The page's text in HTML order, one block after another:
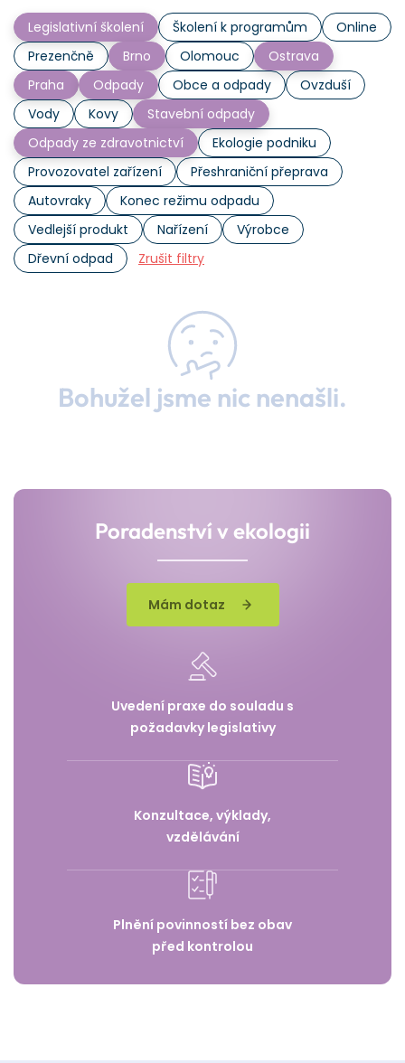
Legislativní školení Školení k programům
Online
Prezenčně
Brno Olomouc
Ostrava
Praha
Odpady Obce a odpady
Ovzduší
Vody
Kovy
Stavební odpady
Odpady ze zdravotnictví
Ekologie podniku
Provozovatel zařízení
Přeshraniční přeprava
Autovraky
Konec režimu odpadu
Vedlejší produkt
Nařízení
Výrobce
Dřevní odpad
Zrušit filtry
Bohužel jsme nic nenašli.
Poradenství v ekologii
Mám dotaz
Uvedení praxe do souladu s
požadavky legislativy
Konzultace, výklady,
vzdělávání
Plnění povinností bez obav
před kontrolou